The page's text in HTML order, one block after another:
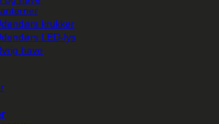
krukker
LED-lys
have